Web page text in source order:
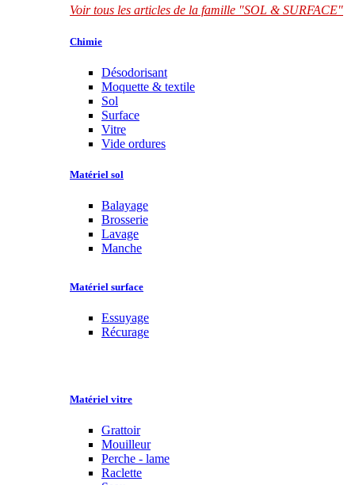
Voir tous les articles de la famille "SOL & SURFACE"
Chimie
Désodorisant
Moquette & textile
Sol
Surface
Vitre
Vide ordures
Matériel sol
Balayage
Brosserie
Lavage
Manche
Matériel surface
Essuyage
Récurage
Matériel vitre
Grattoir
Mouilleur
Perche - lame
Raclette